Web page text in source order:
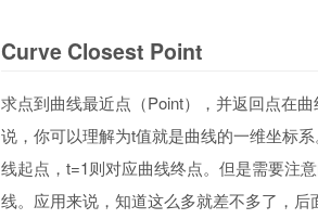
Curve Closest Point
求点到曲线最近点（Point），并返回点在
说，你可以理解为t值就是曲线的一维坐标
线起点，t=1则对应曲线终点。但是需要注
线。应用来说，知道这么多就差不多了，